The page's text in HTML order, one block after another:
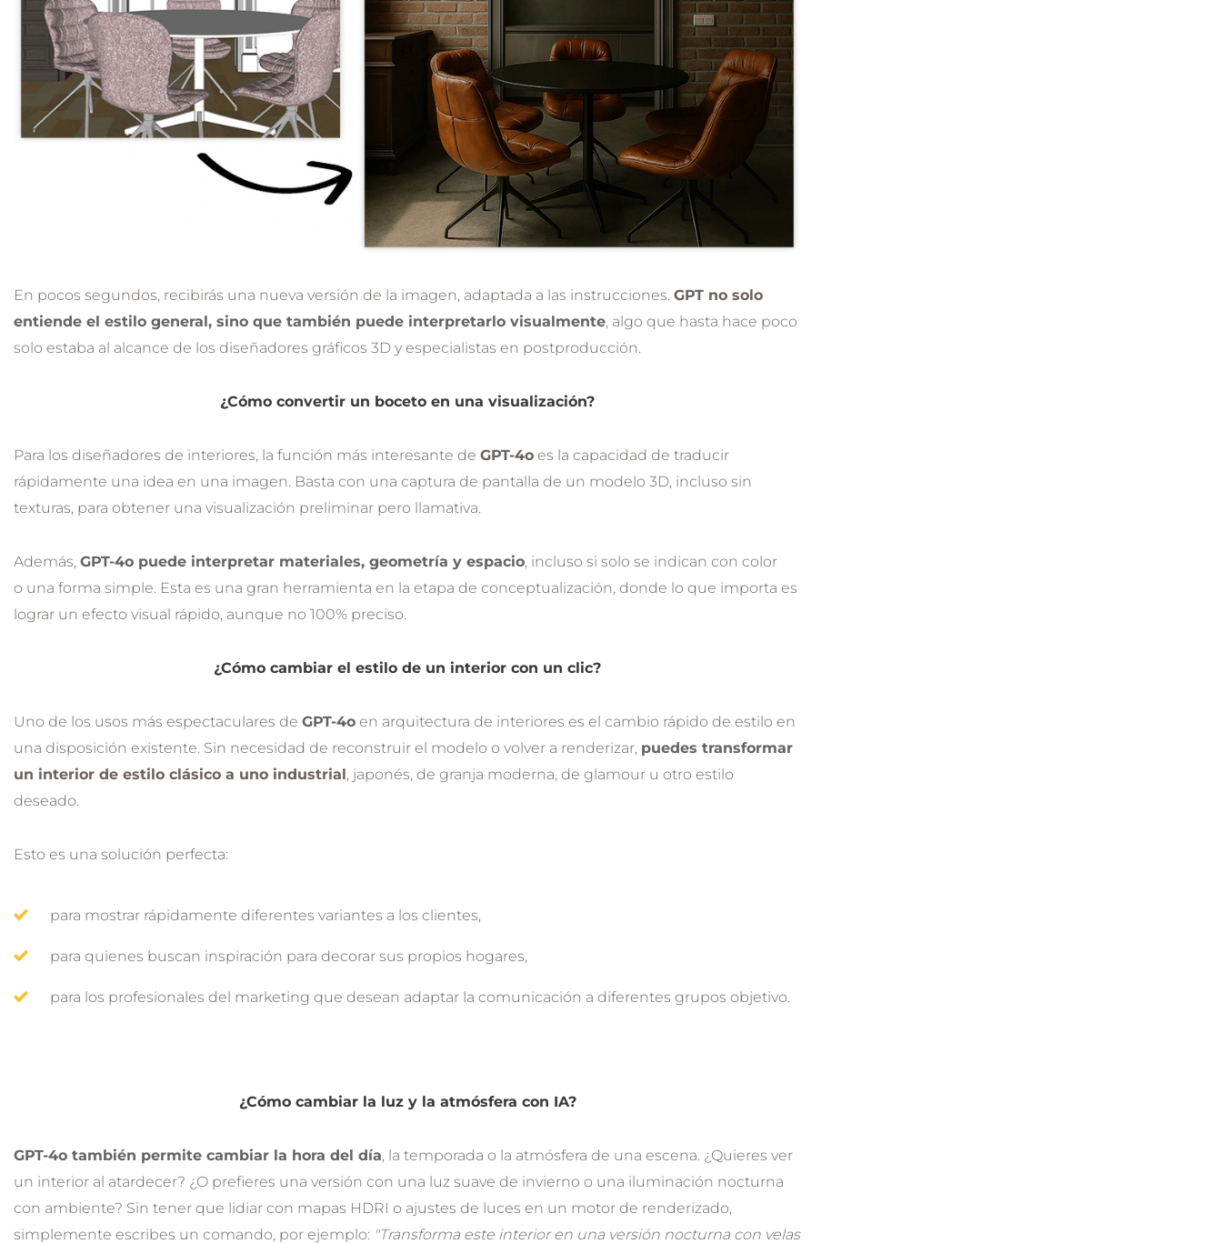
En pocos segundos, recibirás una nueva versión de la imagen, adaptada a las instrucciones. GPT no solo
entiende el estilo general, sino que también puede interpretarlo visualmente, algo que hasta hace poco
solo estaba al alcance de los diseñadores gráficos 3D y especialistas en postproducción.
¿Cómo convertir un boceto en una visualización?
Para los diseñadores de interiores, la función más interesante de GPT-4o es la capacidad de traducir
rápidamente una idea en una imagen. Basta con una captura de pantalla de un modelo 3D, incluso sin
texturas, para obtener una visualización preliminar pero llamativa.
Además, GPT-4o puede interpretar materiales, geometría y espacio, incluso si solo se indican con color
o una forma simple. Esta es una gran herramienta en la etapa de conceptualización, donde lo que importa es
lograr un efecto visual rápido, aunque no 100% preciso.
¿Cómo cambiar el estilo de un interior con un clic?
Uno de los usos más espectaculares de GPT-4o en arquitectura de interiores es el cambio rápido de estilo en
una disposición existente. Sin necesidad de reconstruir el modelo o volver a renderizar, puedes transformar
un interior de estilo clásico a uno industrial, japonés, de granja moderna, de glamour u otro estilo
deseado.
Esto es una solución perfecta:
para mostrar rápidamente diferentes variantes a los clientes,
para quienes buscan inspiración para decorar sus propios hogares,
para los profesionales del marketing que desean adaptar la comunicación a diferentes grupos objetivo.
¿Cómo cambiar la luz y la atmósfera con IA?
GPT-4o también permite cambiar la hora del día, la temporada o la atmósfera de una escena. ¿Quieres ver
un interior al atardecer? ¿O prefieres una versión con una luz suave de invierno o una iluminación nocturna
con ambiente? Sin tener que lidiar con mapas HDRI o ajustes de luces en un motor de renderizado,
simplemente escribes un comando, por ejemplo: "Transforma este interior en una versión nocturna con velas